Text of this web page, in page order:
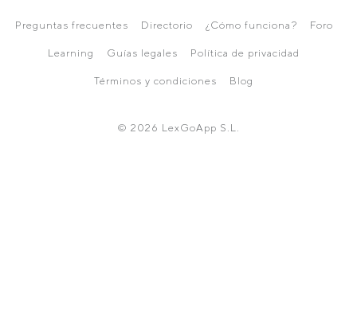
Preguntas frecuentes Directorio ¿Cómo funciona? Foro
Learning Guías legales Política de privacidad
Términos y condiciones Blog
© 2026 LexGoApp S.L.